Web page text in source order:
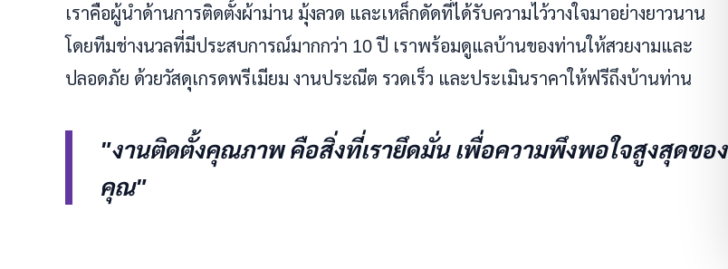
เราคือผู้นำด้านการติดตั้งผ้าม่าน มุ้งลวด และเหล็กดัดที่ได้รับความไว้วางใจมาอย่างยาวนาน
โดยทีมช่างนวลที่มีประสบการณ์มากกว่า 10 ปี เราพร้อมดูแลบ้านของท่านให้สวยงามและ
ปลอดภัย ด้วยวัสดุเกรดพรีเมียม งานประณีต รวดเร็ว และประเมินราคาให้ฟรีถึงบ้านท่าน
"งานติดตั้งคุณภาพ คือสิ่งที่เรายึดมั่น เพื่อความพึงพอใจสูงสุดของ
คุณ"